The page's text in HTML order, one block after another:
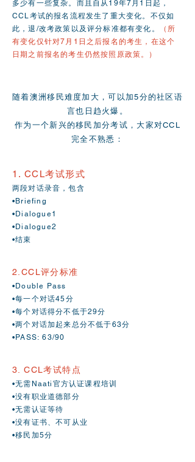
多少有一些复杂。 而且自从19年7月1日起，
CCL考试的报名流程发生了重大变化。不仅如
此，退/改考政策以及评分标准都有变化。
（所
有变化仅针对7月1日之后报名的考生，在这个
日期之前报名的考生仍然按照原政策。）
随着澳洲移民难度加大，可以加5分的社区语
言也日趋火爆。
作为一个新兴的移民加分考试，大家对CCL
完全不熟悉：
1. CCL考试形式
两段对话录音，包含
•Briefing
•Dialogue1
•Dialogue2
•结束
2.CCL评分标准
•Double Pass
•每一个对话45分
•每个对话得分不低于29分
•两个对话加起来总分不低于63分
•PASS: 63/90
3. CCL考试特点
•无需Naati官方认证课程培训
•没有职业道德部分
•无需认证等待
•没有证书、不可从业
•移民加5分